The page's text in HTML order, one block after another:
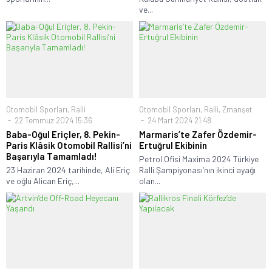
ve...
Otomobil Sporları, Ralli
22 Temmuz 2024 15:36
Baba-Oğul Eriçler, 8. Pekin-
Paris Klâsik Otomobil Rallisi’ni
Başarıyla Tamamladı!
23 Haziran 2024 tarihinde, Ali Eriç
ve oğlu Alican Eriç,...
Otomobil Sporları, Ralli, Zmanşet
24 Mart 2024 21:48
Marmaris’te Zafer Özdemir-
Ertuğrul Ekibinin
Petrol Ofisi Maxima 2024 Türkiye
Ralli Şampiyonası’nın ikinci ayağı
olan...